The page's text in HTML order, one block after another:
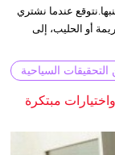
عندما نشتري
أو الحليب، إلى
التحقيقات السياحية
مبتكرة